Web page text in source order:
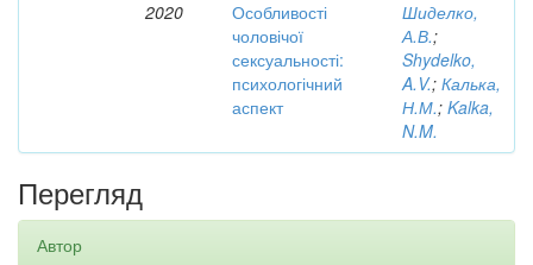
2020
Особливості
чоловічої
сексуальності:
психологічний
аспект
Шиделко,
А.В.;
Shydelko,
A.V.; Калька,
Н.М.; Kalka,
N.M.
Перегляд
Автор